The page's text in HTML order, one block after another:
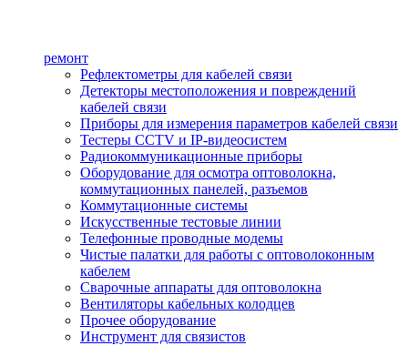
ремонт
Рефлектометры для кабелей связи
Детекторы местоположения и повреждений
кабелей связи
Приборы для измерения параметров кабелей связи
Тестеры CCTV и IP-видеосистем
Радиокоммуникационные приборы
Оборудование для осмотра оптоволокна,
коммутационных панелей, разъемов
Коммутационные системы
Искусственные тестовые линии
Телефонные проводные модемы
Чистые палатки для работы с оптоволоконным
кабелем
Сварочные аппараты для оптоволокна
Вентиляторы кабельных колодцев
Прочее оборудование
Инструмент для связистов